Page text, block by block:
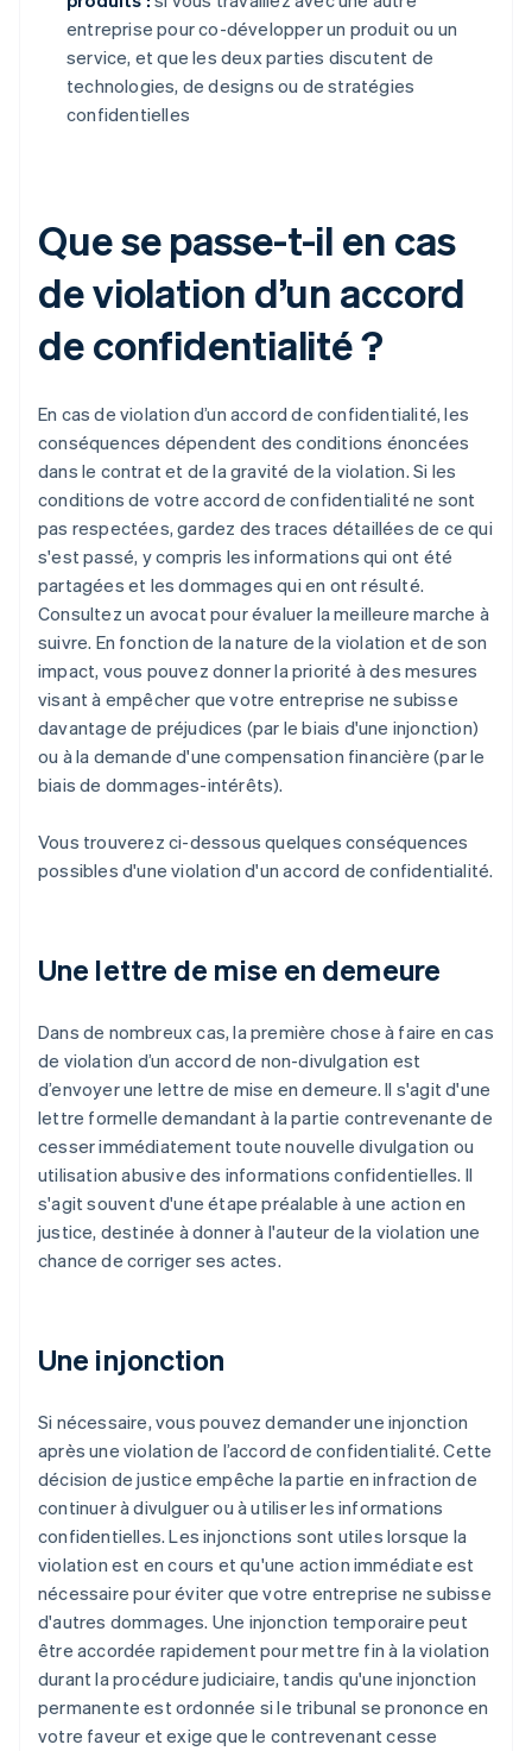
entreprise pour co-développer un produit ou un
service, et que les deux parties discutent de
technologies, de designs ou de stratégies
confidentielles
Que se passe-t-il en cas
de violation d’un accord
de confidentialité ?
En cas de violation d’un accord de confidentialité, les
conséquences dépendent des conditions énoncées
dans le contrat et de la gravité de la violation. Si les
conditions de votre accord de confidentialité ne sont
pas respectées, gardez des traces détaillées de ce qui
s'est passé, y compris les informations qui ont été
partagées et les dommages qui en ont résulté.
Consultez un avocat pour évaluer la meilleure marche à
suivre. En fonction de la nature de la violation et de son
impact, vous pouvez donner la priorité à des mesures
visant à empêcher que votre entreprise ne subisse
davantage de préjudices (par le biais d'une injonction)
ou à la demande d'une compensation financière (par le
biais de dommages-intérêts).
Vous trouverez ci-dessous quelques conséquences
possibles d'une violation d'un accord de confidentialité.
Une lettre de mise en demeure
Dans de nombreux cas, la première chose à faire en cas
de violation d’un accord de non-divulgation est
d’envoyer une lettre de mise en demeure. Il s'agit d'une
lettre formelle demandant à la partie contrevenante de
cesser immédiatement toute nouvelle divulgation ou
utilisation abusive des informations confidentielles. Il
s'agit souvent d'une étape préalable à une action en
justice, destinée à donner à l'auteur de la violation une
chance de corriger ses actes.
Une injonction
Si nécessaire, vous pouvez demander une injonction
après une violation de l’accord de confidentialité. Cette
décision de justice empêche la partie en infraction de
continuer à divulguer ou à utiliser les informations
confidentielles. Les injonctions sont utiles lorsque la
violation est en cours et qu'une action immédiate est
nécessaire pour éviter que votre entreprise ne subisse
d'autres dommages. Une injonction temporaire peut
être accordée rapidement pour mettre fin à la violation
durant la procédure judiciaire, tandis qu'une injonction
permanente est ordonnée si le tribunal se prononce en
votre faveur et exige que le contrevenant cesse